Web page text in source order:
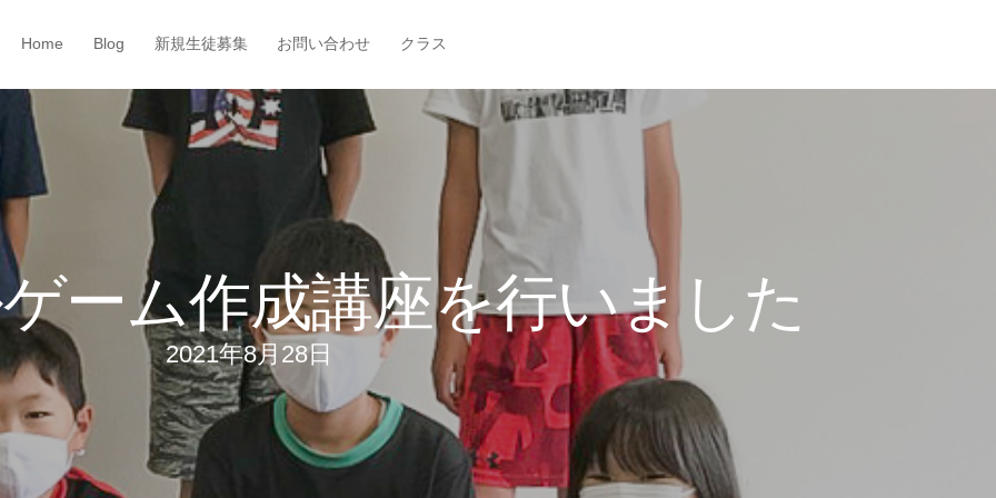
Home Blog 新規生徒募集 お問い合わせ クラス
ーム作成講座を行いました
2021年8月28日